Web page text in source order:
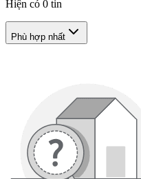
Hiện có 0 tin
Phù hợp nhất